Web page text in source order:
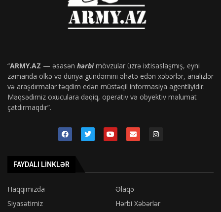
“ARMY.AZ — əsasən hərbimövzular üzrə ixtisaslaşmış, eyni
zamanda ölkə və dünya gündəmini əhatə edən xəbərlər, analizlər
və araşdırmalar təqdim edən müstəqil informasiya agentliyidir.
Məqsədimiz oxuculara dəqiq, operativ və obyektiv məlumat
çatdırmaqdır”.
FAYDALI LINKLƏR
Haqqımızda
Əlaqə
Siyasətimiz
Hərbi Xəbərlər